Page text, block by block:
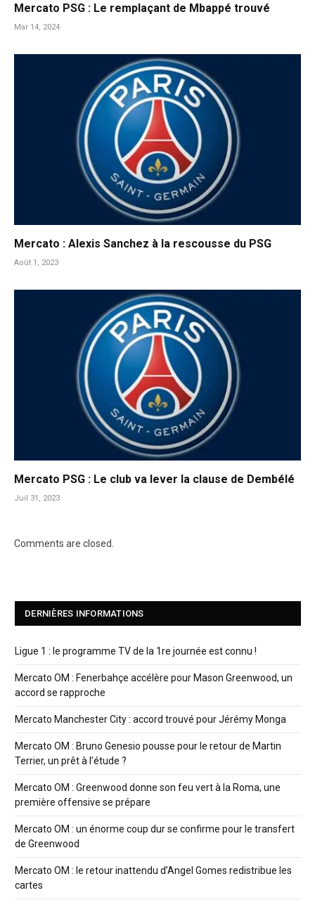
Mercato PSG : Le remplaçant de Mbappé trouvé
Mar 14, 2024
Mercato : Alexis Sanchez à la rescousse du PSG
Août 1, 2023
Mercato PSG : Le club va lever la clause de Dembélé
Juil 31, 2023
Comments are closed.
DERNIÈRES INFORMATIONS
Ligue 1 : le programme TV de la 1re journée est connu !
Mercato OM : Fenerbahçe accélère pour Mason Greenwood, un
accord se rapproche
Mercato Manchester City : accord trouvé pour Jérémy Monga
Mercato OM : Bruno Genesio pousse pour le retour de Martin
Terrier, un prêt à l’étude ?
Mercato OM : Greenwood donne son feu vert à la Roma, une
première offensive se prépare
Mercato OM : un énorme coup dur se confirme pour le transfert
de Greenwood
Mercato OM : le retour inattendu d’Angel Gomes redistribue les
cartes